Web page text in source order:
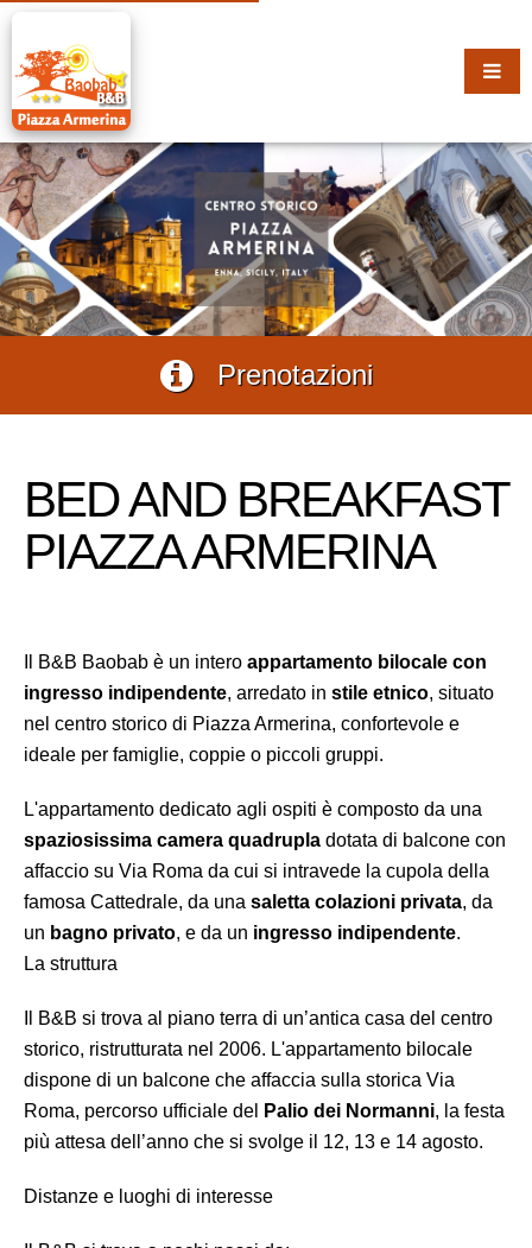
Prenotazioni
BED AND BREAKFAST
PIAZZA ARMERINA
Il B&B Baobab è un intero appartamento bilocale con
ingresso indipendente, arredato in stile etnico, situato
nel centro storico di Piazza Armerina, confortevole e
ideale per famiglie, coppie o piccoli gruppi.
L'appartamento dedicato agli ospiti è composto da una
spaziosissima camera quadrupla dotata di balcone con
affaccio su Via Roma da cui si intravede la cupola della
famosa Cattedrale, da una saletta colazioni privata, da
un bagno privato, e da un ingresso indipendente.
La struttura
Il B&B si trova al piano terra di un’antica casa del centro
storico, ristrutturata nel 2006. L'appartamento bilocale
dispone di un balcone che affaccia sulla storica Via
Roma, percorso ufficiale del
Palio dei Normanni, la festa
più attesa dell’anno che si svolge il 12, 13 e 14 agosto.
Distanze e luoghi di interesse